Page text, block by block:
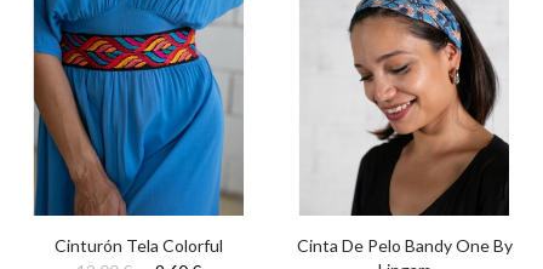
Cinturón Tela Colorful
Cinta De Pelo Bandy One By